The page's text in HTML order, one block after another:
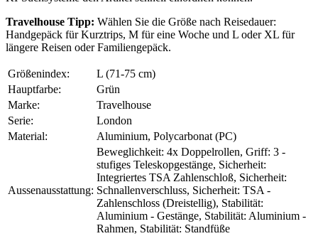
Travelhouse Tipp: Wählen Sie die Größe nach Reisedauer:
Handgepäck für Kurztrips, M für eine Woche und L oder XL für
längere Reisen oder Familiengepäck.
Größenindex:
L (71-75 cm)
Hauptfarbe:
Grün
Marke:
Travelhouse
Serie:
London
Material:
Aluminium, Polycarbonat (PC)
Aussenausstattung:
Beweglichkeit: 4x Doppelrollen, Griff: 3 -
stufiges Teleskopgestänge, Sicherheit:
Integriertes TSA Zahlenschloß, Sicherheit:
Schnallenverschluss, Sicherheit: TSA -
Zahlenschloss (Dreistellig), Stabilität:
Aluminium - Gestänge, Stabilität: Aluminium -
Rahmen, Stabilität: Standfüße